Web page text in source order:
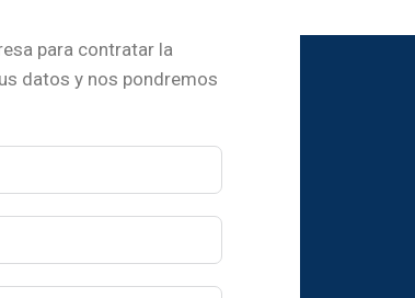
para contratar la
datos y nos pondremos